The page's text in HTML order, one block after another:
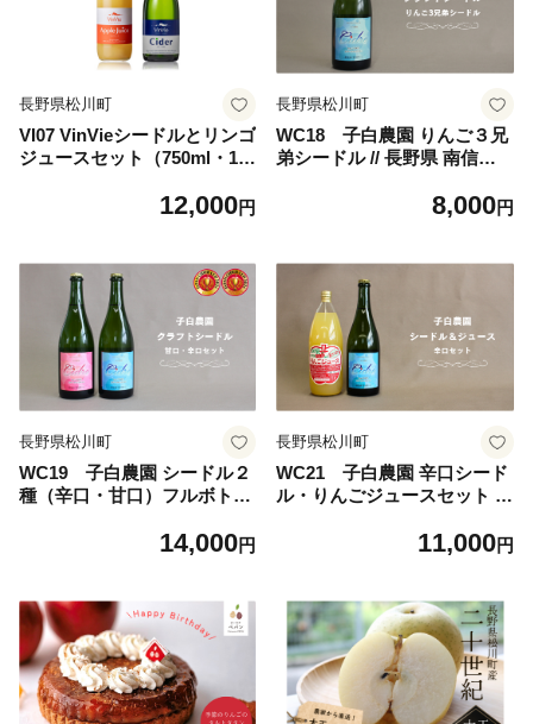
長野県松川町
VI07 VinVieシードルとリンゴ
ジュースセット（750ml・10
ごのお酒 シードル りんごジ
答 ギフト
12,000円
長野県松川町
WC18 子白農園 りんご３兄
弟シードル // 長野県 南信州
のお酒 秋映 シナノスイート
8,000円
長野県松川町
WC19 子白農園 シードル２
種（辛口・甘口）フルボトル
町産 林檎 リンゴ りんごのお
ィー 王林 果実酒 贈答 ギフト
飲み比べ
14,000円
長野県松川町
WC21 子白農園 辛口シード
ル・りんごジュースセット //
ごのお酒 果実酒 りんごジュ
ト シナノゴールド 飲み比べ
11,000円